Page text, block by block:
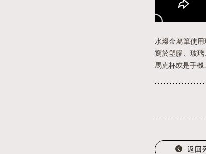
水燦金屬筆使
寫於塑膠、玻
馬克杯或是手機
返回